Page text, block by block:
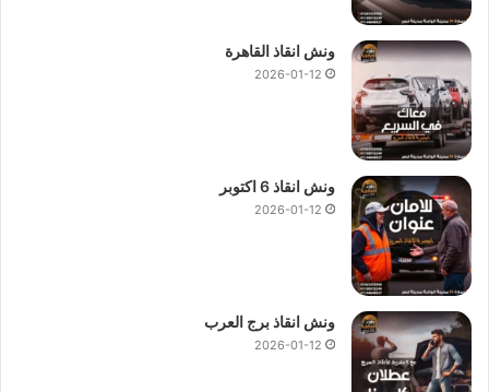
ونش انقاذ القاهرة
2026-01-12
ونش انقاذ 6 اكتوبر
2026-01-12
ونش انقاذ برج العرب
2026-01-12